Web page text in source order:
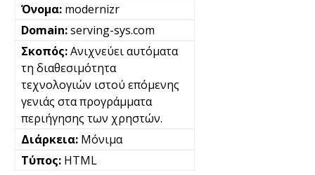
modernizr
serving-sys.com
Ανιχνεύει αυτόματα
τη διαθεσιμότητα
τεχνολογιών ιστού επόμενης
γενιάς στα προγράμματα
περιήγησης των χρηστών.
Μόνιμα
HTML